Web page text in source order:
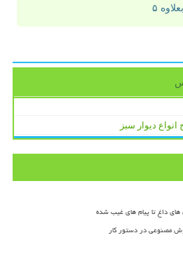
دیوار سبز
داغ تا پیام های غیب شده
مصنوعی در دستور کار